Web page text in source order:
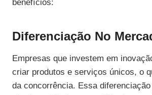
benefícios:
Diferenciação No
Empresas que investem em
criar produtos e serviços únicos, o
da concorrência. Essa